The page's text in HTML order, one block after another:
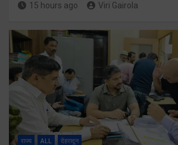
15 hours ago Viri Gairola
राज्य ALL देहरादून